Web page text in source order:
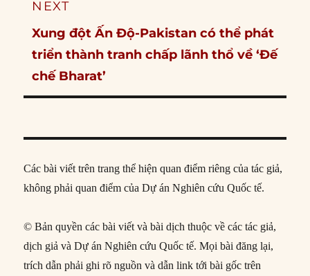
NEXT
Next
post:
Xung đột Ấn Độ-Pakistan có thể phát
triển thành tranh chấp lãnh thổ về ‘Đế
chế Bharat’
Các bài viết trên trang thể hiện quan điểm riêng của tác giả,
không phải quan điểm của Dự án Nghiên cứu Quốc tế.
© Bản quyền các bài viết và bài dịch thuộc về các tác giả,
dịch giả và Dự án Nghiên cứu Quốc tế. Mọi bài đăng lại,
trích dẫn phải ghi rõ nguồn và dẫn link tới bài gốc trên